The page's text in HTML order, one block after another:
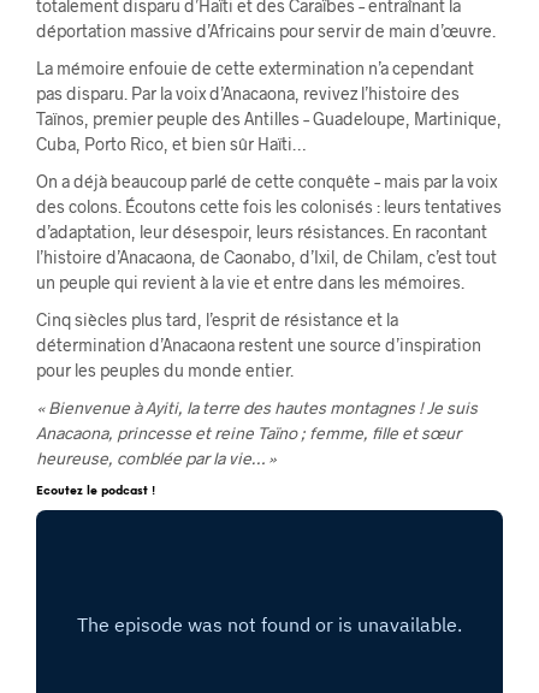
totalement disparu d’Haïti et des Caraïbes – entraînant la
déportation massive d’Africains pour servir de main d’œuvre.
La mémoire enfouie de cette extermination n’a cependant
pas disparu. Par la voix d’Anacaona, revivez l’histoire des
Taïnos, premier peuple des Antilles – Guadeloupe, Martinique,
Cuba, Porto Rico, et bien sûr Haïti…
On a déjà beaucoup parlé de cette conquête – mais par la voix
des colons. Écoutons cette fois les colonisés : leurs tentatives
d’adaptation, leur désespoir, leurs résistances. En racontant
l’histoire d’Anacaona, de Caonabo, d’Ixil, de Chilam, c’est tout
un peuple qui revient à la vie et entre dans les mémoires.
Cinq siècles plus tard, l’esprit de résistance et la
détermination d’Anacaona restent une source d’inspiration
pour les peuples du monde entier.
« Bienvenue à Ayiti, la terre des hautes montagnes ! Je suis
Anacaona, princesse et reine Taïno ; femme, fille et sœur
heureuse, comblée par la vie… »
Ecoutez le podcast !